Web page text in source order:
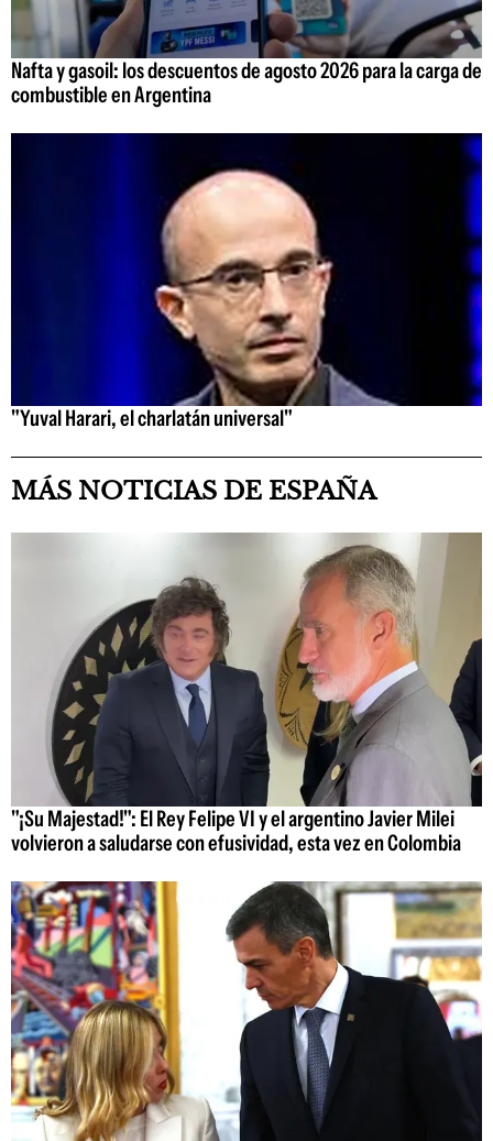
Nafta y gasoil: los descuentos de agosto 2026 para la carga de
combustible en Argentina
"Yuval Harari, el charlatán universal"
MÁS NOTICIAS DE ESPAÑA
"¡Su Majestad!": El Rey Felipe VI y el argentino Javier Milei
volvieron a saludarse con efusividad, esta vez en Colombia